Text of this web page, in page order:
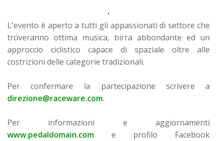
L'evento è aperto a tutti gli appassionati di settore che
troveranno ottima musica, birra abbondante ed un
approccio ciclistico capace di spaziale oltre alle
costrizioni delle categorie tradizionali.
Per confermare la partecipazione scrivere a
direzione@raceware.com.
Per informazioni e aggiornamenti
www.pedaldomain.com e profilo Facebook